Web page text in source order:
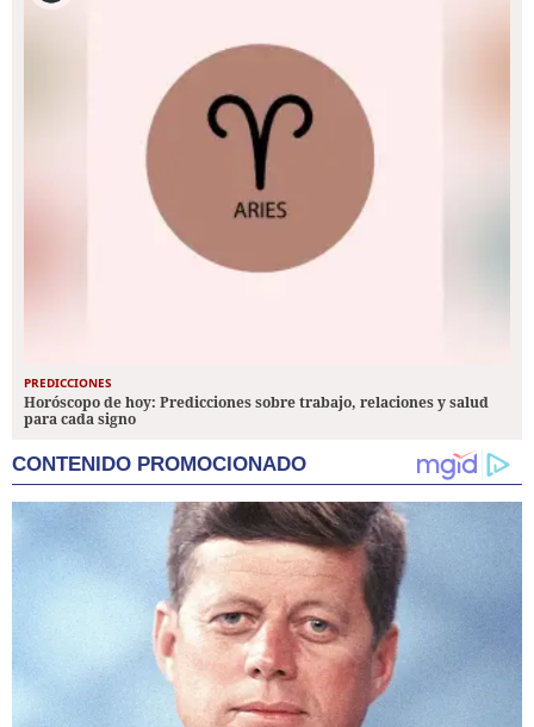
PREDICCIONES
Horóscopo de hoy: Predicciones sobre trabajo, relaciones y salud
para cada signo
CONTENIDO PROMOCIONADO